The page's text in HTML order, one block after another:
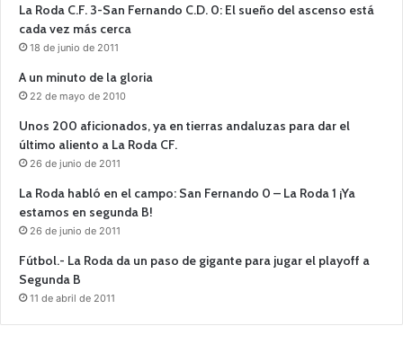
La Roda C.F. 3-San Fernando C.D. 0: El sueño del ascenso está
cada vez más cerca
18 de junio de 2011
A un minuto de la gloria
22 de mayo de 2010
Unos 200 aficionados, ya en tierras andaluzas para dar el
último aliento a La Roda CF.
26 de junio de 2011
La Roda habló en el campo: San Fernando 0 – La Roda 1 ¡Ya
estamos en segunda B!
26 de junio de 2011
Fútbol.- La Roda da un paso de gigante para jugar el playoff a
Segunda B
11 de abril de 2011